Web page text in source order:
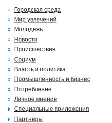
Городская среда
Мир увлечений
Молодежь
Новости
Происшествия
Социум
Власть и политика
Промышленность и бизнес
Потребление
Личное мнение
Специальные приложения
Партнёры